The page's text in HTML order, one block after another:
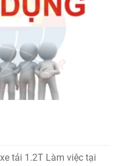
tải 1.2T Làm việc tại